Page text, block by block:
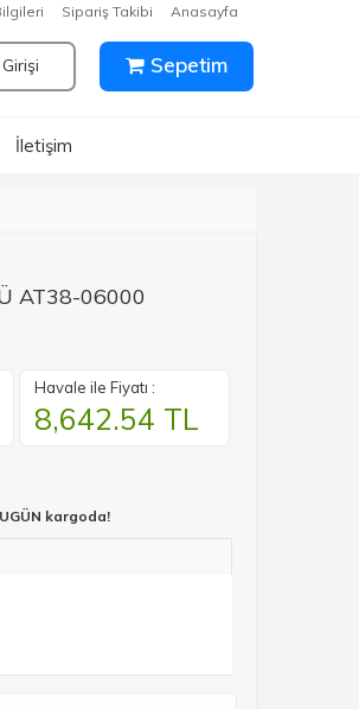
Anasayfa
Sipariş Takibi
Sepetim
İletişim
AT38-06000
Havale ile Fiyatı :
8,642.54 TL
kargoda!